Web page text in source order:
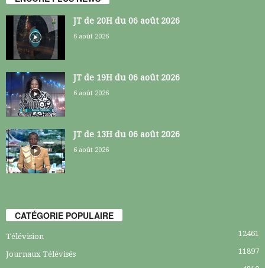
JT de 20H du 06 août 2026
6 août 2026
JT de 19H du 06 août 2026
6 août 2026
JT de 13H du 06 août 2026
6 août 2026
CATÉGORIE POPULAIRE
Télévision 12461
Journaux Télévisés 11897